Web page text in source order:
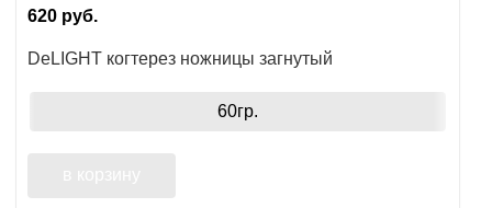
620 руб.
DeLIGHT когтерез ножницы загнутый
60гр.